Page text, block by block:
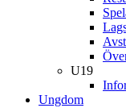
U19
Ungdom